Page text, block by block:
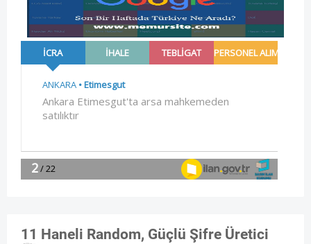
11 Haneli Random, Güçlü Şifre Üretici